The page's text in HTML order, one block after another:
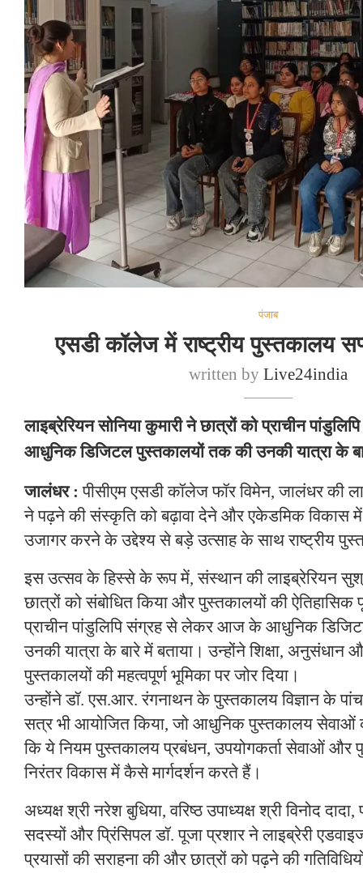
पंजाब
एसडी कॉलेज में राष्ट्रीय पुस्तकालय
written byLive24india
लाइब्रेरियन सोनिया कुमारी ने छात्रों को प्राचीन
आधुनिक डिजिटल पुस्तकालयों तक की उनकी यात्रा के
जालंधर :पीसीएम एसडी कॉलेज फॉर विमेन, जालंधर की
ने पढ़ने की संस्कृति को बढ़ावा देने और एकेडमिक विकास
उजागर करने के उद्देश्य से बड़े उत्साह के साथ राष्ट्रीय
इस उत्सव के हिस्से के रूप में, संस्थान की लाइब्रेरियन
छात्रों को संबोधित किया और पुस्तकालयों की ऐतिहासिक
प्राचीन पांडुलिपि संग्रह से लेकर आज के आधुनिक
उनकी यात्रा के बारे में बताया। उन्होंने शिक्षा,
पुस्तकालयों की महत्वपूर्ण भूमिका पर जोर दिया।
उन्होंने डॉ. एस.आर. रंगनाथन के पुस्तकालय विज्ञान के पांच
सत्र भी आयोजित किया, जो आधुनिक पुस्तकालय सेवाओं
कि ये नियम पुस्तकालय प्रबंधन, उपयोगकर्ता सेवाओं और
निरंतर विकास में कैसे मार्गदर्शन करते हैं।
अध्यक्ष श्री नरेश बुधिया, वरिष्ठ उपाध्यक्ष श्री विनोद
सदस्यों और प्रिंसिपल डॉ. पूजा प्रशार ने लाइब्रेरी
प्रयासों की सराहना की और छात्रों को पढ़ने की